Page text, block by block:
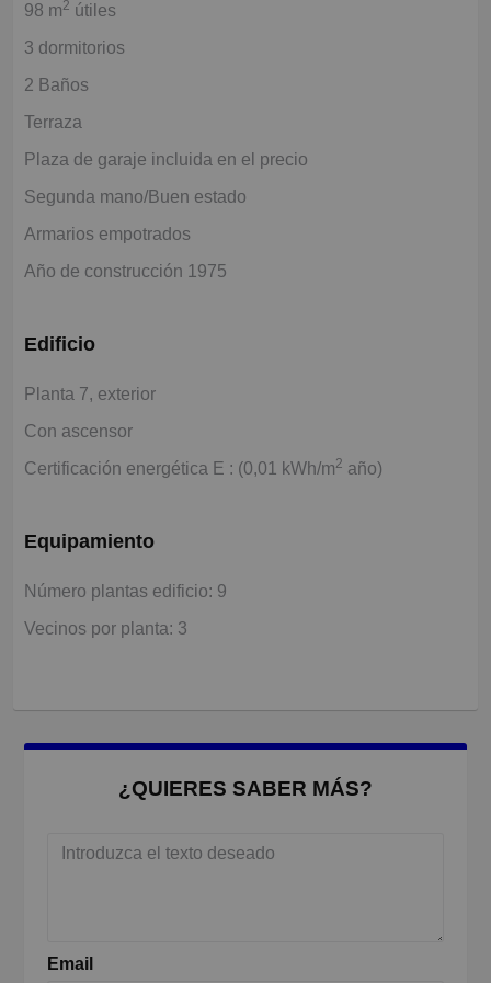
98 m2 útiles
3 dormitorios
2 Baños
Terraza
Plaza de garaje incluida en el precio
Segunda mano/Buen estado
Armarios empotrados
Año de construcción 1975
Edificio
Planta 7, exterior
Con ascensor
Certificación energética E : (0,01 kWh/m2 año)
Equipamiento
Número plantas edificio: 9
Vecinos por planta: 3
¿QUIERES SABER MÁS?
Email